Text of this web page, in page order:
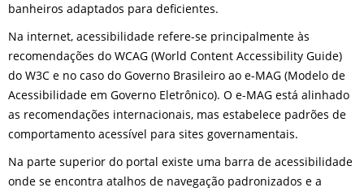
banheiros adaptados para deficientes.
Na internet, acessibilidade refere-se principalmente às
recomendações do WCAG (World Content Accessibility Guide)
do W3C e no caso do Governo Brasileiro ao e-MAG (Modelo de
Acessibilidade em Governo Eletrônico). O e-MAG está alinhado
as recomendações internacionais, mas estabelece padrões de
comportamento acessível para sites governamentais.
Na parte superior do portal existe uma barra de acessibilidade
onde se encontra atalhos de navegação padronizados e a